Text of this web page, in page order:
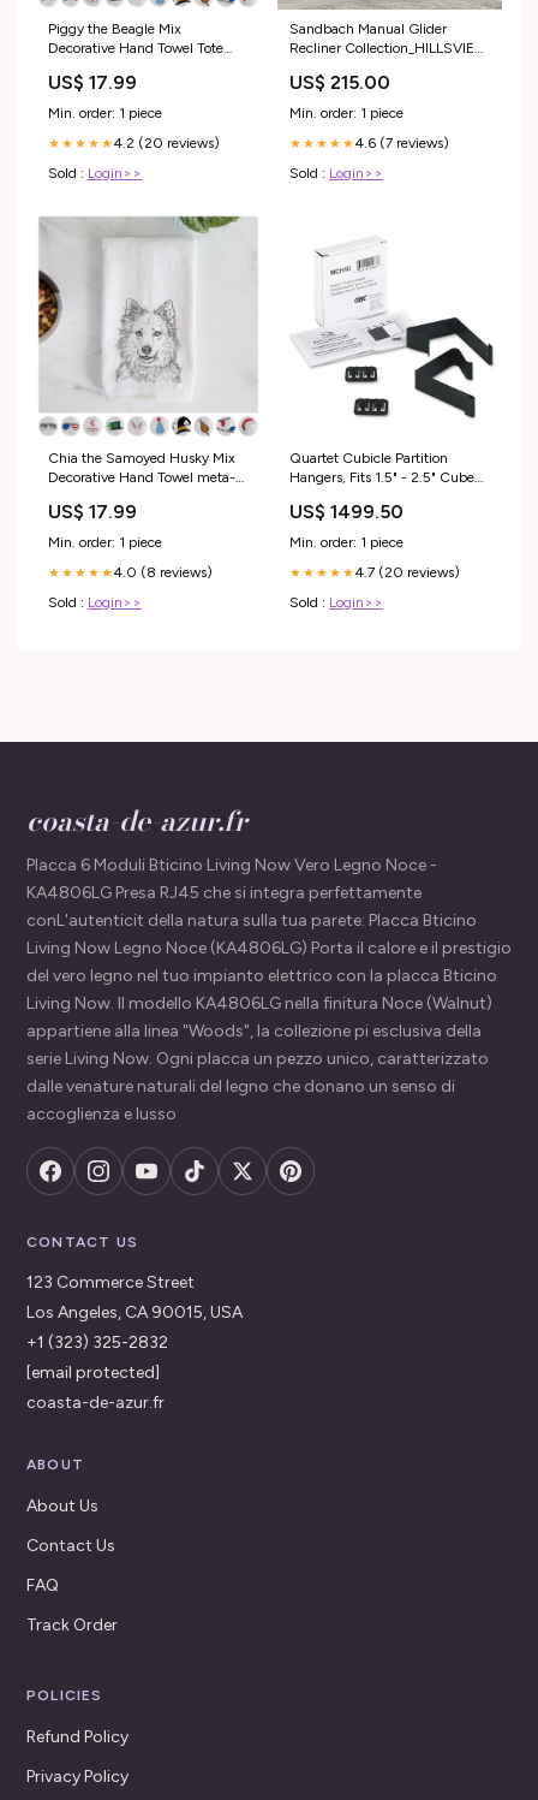
Piggy the Beagle Mix
Decorative Hand Towel Tote
US$ 17.99
Min. order: 1 piece
★★★★★4.2 (20 reviews)
Sold : Login>>
Sandbach Manual Glider
Recliner Collection_HILLSVIEW
US$ 215.00
Min. order: 1 piece
★★★★★4.6 (7 reviews)
Sold : Login>>
Chia the Samoyed Husky Mix
Decorative Hand Towel meta-
US$ 17.99
Min. order: 1 piece
★★★★★4.0 (8 reviews)
Sold : Login>>
Quartet Cubicle Partition
Hangers, Fits 1.5" - 2.5" Cube
Size:1 Pack
US$ 1499.50
Min. order: 1 piece
★★★★★4.7 (20 reviews)
Sold : Login>>
coasta-de-azur.fr
Placca 6 Moduli Bticino Living Now Vero Legno Noce -
KA4806LG Presa RJ45 che si integra perfettamente
conL'autenticit della natura sulla tua parete: Placca Bticino
Living Now Legno Noce (KA4806LG) Porta il calore e il prestigio
del vero legno nel tuo impianto elettrico con la placca Bticino
Living Now. Il modello KA4806LG nella finitura Noce (Walnut)
appartiene alla linea "Woods", la collezione pi esclusiva della
serie Living Now. Ogni placca un pezzo unico, caratterizzato
dalle venature naturali del legno che donano un senso di
accoglienza e lusso
CONTACT US
123 Commerce Street
Los Angeles, CA 90015, USA
+1 (323) 325-2832
[email protected]
coasta-de-azur.fr
ABOUT
About Us
Contact Us
FAQ
Track Order
POLICIES
Refund Policy
Privacy Policy